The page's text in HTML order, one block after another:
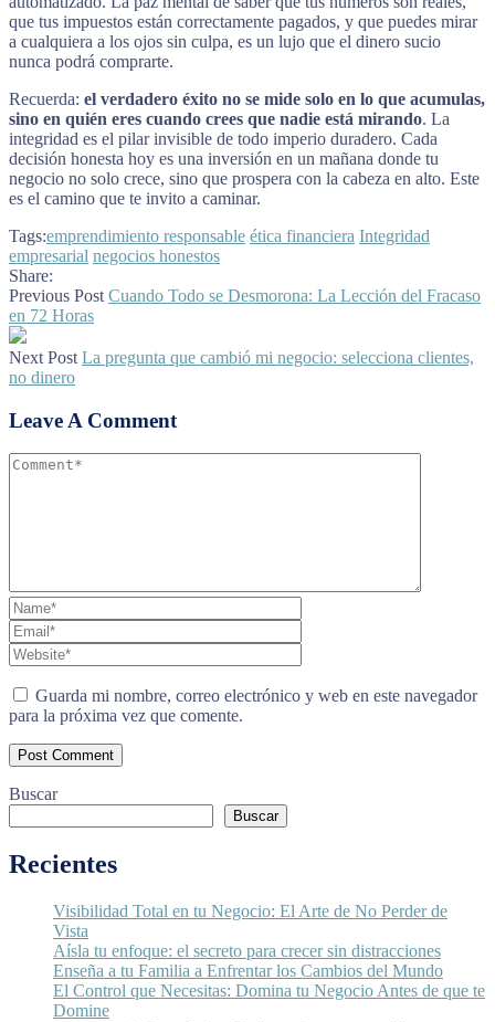
que tus impuestos están correctamente pagados, y que puedes mirar
a cualquiera a los ojos sin culpa, es un lujo que el dinero sucio
nunca podrá comprarte.
Recuerda: el verdadero éxito no se mide solo en lo que acumulas,
sino en quién eres cuando crees que nadie está mirando. La
integridad es el pilar invisible de todo imperio duradero. Cada
decisión honesta hoy es una inversión en un mañana donde tu
negocio no solo crece, sino que prospera con la cabeza en alto. Este
es el camino que te invito a caminar.
Tags:emprendimiento responsable ética financiera Integridad
empresarial negocios honestos
Share:
Previous Post Cuando Todo se Desmorona: La Lección del Fracaso
en 72 Horas
Next Post La pregunta que cambió mi negocio: selecciona clientes,
no dinero
Leave A Comment
Guarda mi nombre, correo electrónico y web en este navegador
para la próxima vez que comente.
Buscar
Buscar
Recientes
Visibilidad Total en tu Negocio: El Arte de No Perder de
Vista
Aísla tu enfoque: el secreto para crecer sin distracciones
Enseña a tu Familia a Enfrentar los Cambios del Mundo
El Control que Necesitas: Domina tu Negocio Antes de que te
Domine